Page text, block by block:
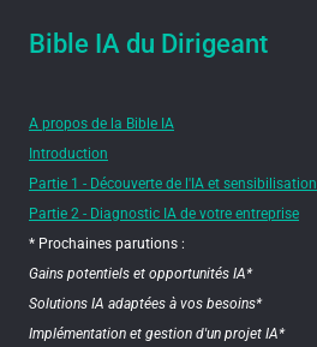
Bible IA du Dirigeant
A propos de la Bible IA
Introduction
Partie 1 - Découverte de l'IA et sensibilisation
Partie 2 - Diagnostic IA de votre entreprise
* Prochaines parutions :
Gains potentiels et opportunités IA*
Solutions IA adaptées à vos besoins*
Implémentation et gestion d'un projet IA*